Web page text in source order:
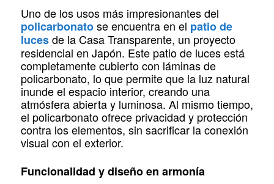
Uno de los usos más impresionantes del
policarbonatose encuentra en el patio de
lucesde la Casa Transparente, un proyecto
residencial en Japón. Este patio de luces está
completamente cubierto con láminas de
policarbonato, lo que permite que la luz natural
inunde el espacio interior, creando una
atmósfera abierta y luminosa. Al mismo tiempo,
el policarbonato ofrece privacidad y protección
contra los elementos, sin sacrificar la conexión
visual con el exterior.
Funcionalidad y diseño en armonía